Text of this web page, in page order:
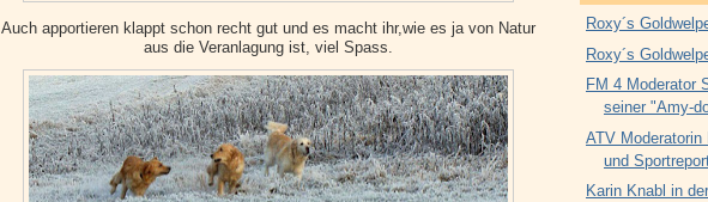
Auch apportieren klappt schon recht gut und es macht ihr,wie es ja von Natur
aus die Veranlagung ist, viel Spass.
Roxy´s
Roxy´s
FM 4 Moderator
seiner "Amy-
ATV
und
Karin Knabl in